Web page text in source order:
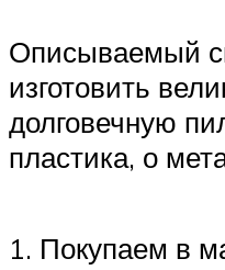
Описываемый
изготовить
долговечную
пластика, о
1. Покупаем в